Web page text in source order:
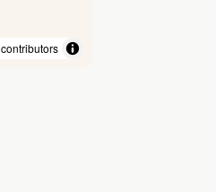
contributors